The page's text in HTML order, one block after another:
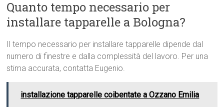
Quanto tempo necessario per
installare tapparelle a Bologna?
Il tempo necessario per installare tapparelle dipende dal
numero di finestre e dalla complessità del lavoro. Per una
stima accurata, contatta Eugenio.
installazione tapparelle coibentate a Ozzano Emilia